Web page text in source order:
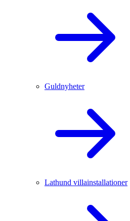
Guldnyheter
Lathund villainstallationer